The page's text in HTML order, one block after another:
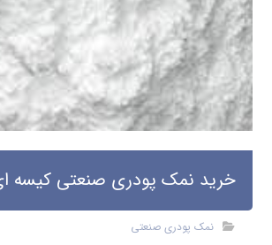
خرید نمک پودری صنعتی کیسه
نمک پودری صنعتی